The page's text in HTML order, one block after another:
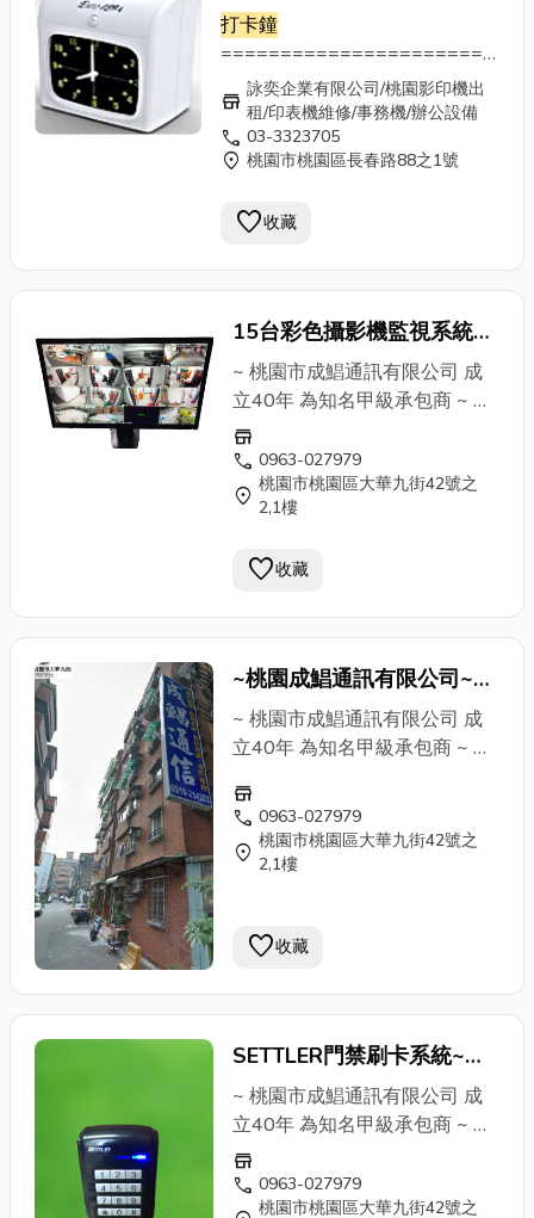
打卡鐘
詠奕企業有限公司 03-3323705
高效能數位彩色多功能事務機 辦
公室事務機 出租、維修、保養 銷
售全系列OA商品
store 詠奕企業有限公司/桃園影印機出
租/印表機維修/事務機/辦公設備
call 03-3323705
location_on 桃園市桃園區長春路88之1號
favorite收藏
15台彩色攝影機監視系統~
桃園成鯧通訊有限公司~40
年經驗甲級承包商
~ 桃園市成鯧通訊有限公司 成
立40年 為知名甲級承包商 ~ ✔
安裝&維修 電話總機系統 (國際
牌、聯盟、通航、東訊)各大廠
牌 ✔監視器系統 遠端監控 紅外
線高畫質 ✔對講機俞式牌 門禁
鐘✔包案工程大樓配線 ↓↓↓ 連
3359911
store
call 0963-027979
location_on 桃園市桃園區大華九街42號之
2,1樓
favorite收藏
~桃園成鯧通訊有限公司~40
年經驗甲級承包商
~ 桃園市成鯧通訊有限公司 成
立40年 為知名甲級承包商 ~ ✔
牌、聯盟、通航、東訊)各大廠
牌 ✔監視器系統 遠端監控 紅外
線高畫質 ✔對講機俞式牌 門禁
絡電話 ↓↓↓ 張小姐：0963-
store
call 0963-027979
location_on 桃園市桃園區大華九街42號之
2,1樓
favorite收藏
SETTLER門禁刷卡系統~桃
園成鯧通訊有限公司~40年
經驗甲級承包商
~ 桃園市成鯧通訊有限公司 成
立40年 為知名甲級承包商 ~ ✔
安裝&維修 電話總機系統 (國際
牌、聯盟、通航、東訊)各大廠
牌 ✔監視器系統 遠端監控 紅外
store
call 0963-027979
桃園市桃園區大華九街42號之